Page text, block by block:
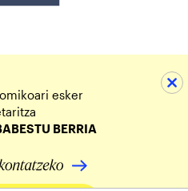
esker
BERRIA